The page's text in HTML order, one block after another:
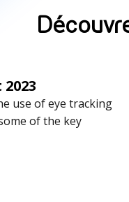
use of eye tracking
of the key